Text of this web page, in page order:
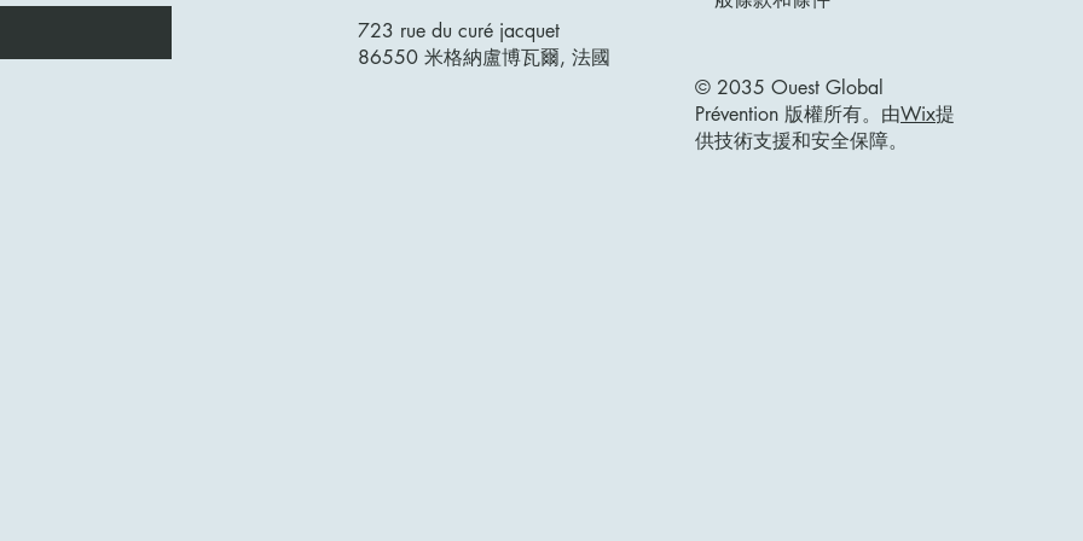
723 rue du curé jacquet
86550 米格納盧博瓦爾, 法國
© 2035 Ouest Global
Prévention 版權所有。由Wix提
供技術支援和安全保障。